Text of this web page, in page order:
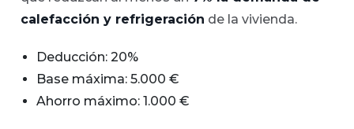
calefacción y refrigeración de la vivienda.
Deducción: 20%
Base máxima: 5.000 €
Ahorro máximo: 1.000 €